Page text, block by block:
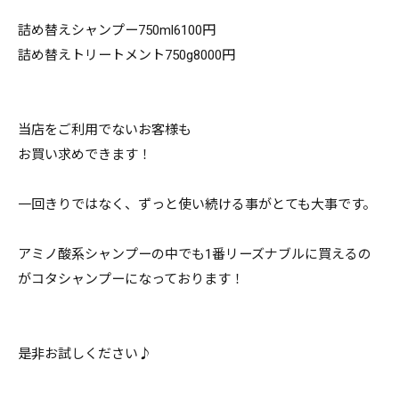
詰め替えシャンプー750ml6100円
詰め替えトリートメント750g8000円
当店をご利用でないお客様も
お買い求めできます！
一回きりではなく、ずっと使い続ける事がとても大事です。
アミノ酸系シャンプーの中でも1番リーズナブルに買えるの
がコタシャンプーになっております！
是非お試しください♪